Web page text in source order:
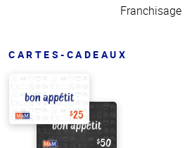
Franchisage
CARTES-CADEAUX